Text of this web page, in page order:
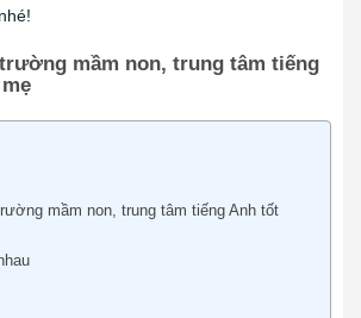
mầm non, trung tâm tiếng
mầm non, trung tâm tiếng Anh tốt